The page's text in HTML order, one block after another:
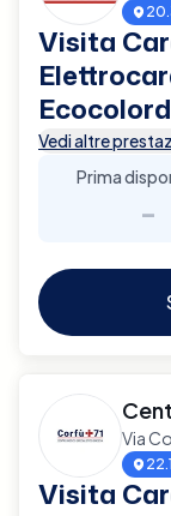
Visita
Vedi altre
Prima
-
Via
Visita